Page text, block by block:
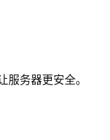
务器更安全。